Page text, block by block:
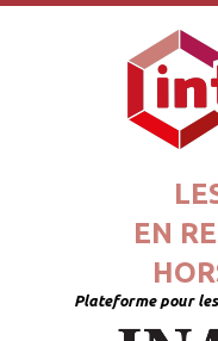
EN
Plateforme pour